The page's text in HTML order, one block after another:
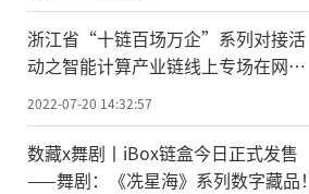
浙江省“十链百场万企”系列对接活
动之智能计算产业链线上专场在网易
瑶台顺利举办
2022-07-20 14:32:57
数藏x舞剧丨iBox链盒今日正式发售
——舞剧：《冼星海》系列数字藏品！